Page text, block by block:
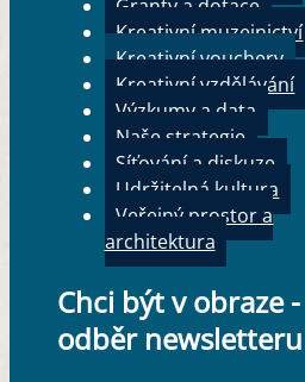
Granty a dotace
Kreativní muzejnictví
Kreativní vouchery
Kreativní vzdělávání
Výzkumy a data
Naše strategie
Síťování a diskuze
Udržitelná kultura
Veřejný prostor a
architektura
Chci být v obraze -
odběr newsletteru